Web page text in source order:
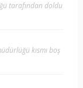
tarafından doldu
kısmı boş